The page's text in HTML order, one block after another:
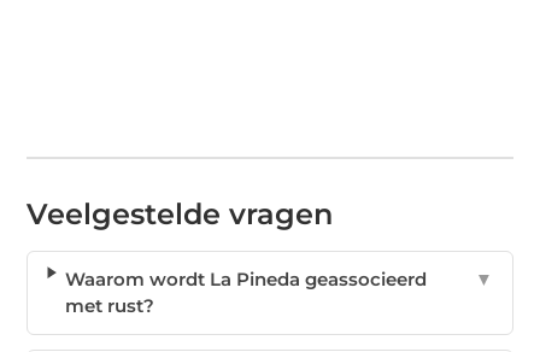
Veelgestelde vragen
Waarom wordt La Pineda geassocieerd
met rust?
▼